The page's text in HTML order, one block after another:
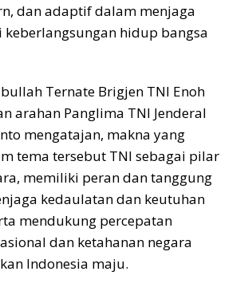
dan adaptif dalam menjaga
keberlangsungan hidup bangsa
Ternate Brigjen TNI Enoh
arahan Panglima TNI Jenderal
mengatajan, makna yang
tema tersebut TNI sebagai pilar
memiliki peran dan tanggung
kedaulatan dan keutuhan
mendukung percepatan
dan ketahanan negara
Indonesia maju.